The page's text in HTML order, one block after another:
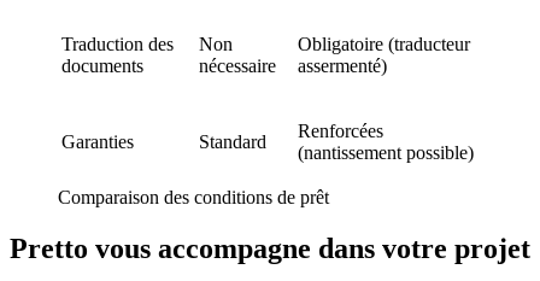
Traduction des
documents
Non
nécessaire
Obligatoire (traducteur
assermenté)
Garanties Standard
Renforcées
(nantissement possible)
Comparaison des conditions de prêt
Pretto vous accompagne dans votre projet